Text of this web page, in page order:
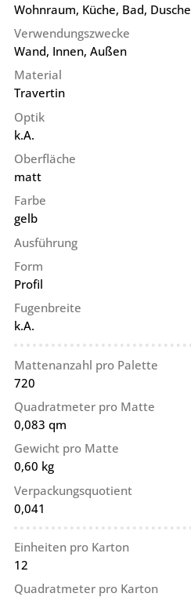
Wohnraum, Küche, Bad, Dusche
Verwendungszwecke
Wand, Innen, Außen
Material
Travertin
Optik
k.A.
Oberfläche
matt
Farbe
gelb
Ausführung
Form
Profil
Fugenbreite
k.A.
Mattenanzahl pro Palette
720
Quadratmeter pro Matte
0,083 qm
Gewicht pro Matte
0,60 kg
Verpackungsquotient
0,041
Einheiten pro Karton
12
Quadratmeter pro Karton